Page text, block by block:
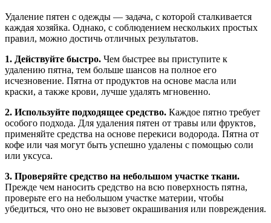
Удаление пятен с одежды — задача, с которой сталкивается
каждая хозяйка. Однако, с соблюдением нескольких простых
правил, можно достичь отличных результатов.
1. Действуйте быстро. Чем быстрее вы приступите к
удалению пятна, тем больше шансов на полное его
исчезновение. Пятна от продуктов на основе масла или
краски, а также крови, лучше удалять мгновенно.
2. Используйте подходящее средство. Каждое пятно требует
особого подхода. Для удаления пятен от травы или фруктов,
применяйте средства на основе перекиси водорода. Пятна от
кофе или чая могут быть успешно удалены с помощью соли
или уксуса.
3. Проверяйте средство на небольшом участке ткани.
Прежде чем наносить средство на всю поверхность пятна,
проверьте его на небольшом участке материи, чтобы
убедиться, что оно не вызовет окрашивания или повреждения.